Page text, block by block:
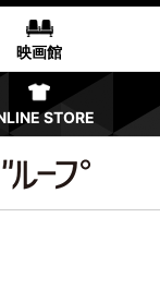
映画館
STORE